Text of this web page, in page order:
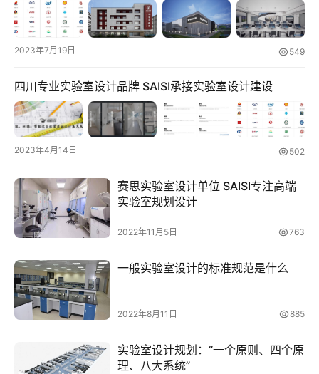
展
会
坛
招
标
采
会
员
心
网
址
2023年7月19日 549
四川专业实验室设计品牌 SAISI承接实验室设计建设
2023年4月14日 502
赛思实验室设计单位 SAISI专注高端
实验室规划设计
2022年11月5日 763
一般实验室设计的标准规范是什么
2022年8月11日 885
实验室设计规划：“一个原则、四个原
理、八大系统”